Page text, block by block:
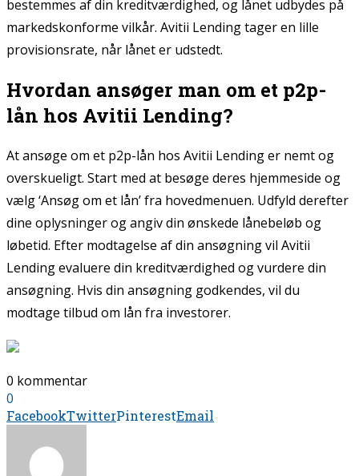
bestemmes af din kreditværdighed, og lånet udbydes på
markedskonforme vilkår. Avitii Lending tager en lille
provisionsrate, når lånet er udstedt.
Hvordan ansøger man om et p2p-
lån hos Avitii Lending?
At ansøge om et p2p-lån hos Avitii Lending er nemt og
overskueligt. Start med at besøge deres hjemmeside og
vælg ‘Ansøg om et lån’ fra hovedmenuen. Udfyld derefter
dine oplysninger og angiv din ønskede lånebeløb og
løbetid. Efter modtagelse af din ansøgning vil Avitii
Lending evaluere din kreditværdighed og vurdere din
ansøgning. Hvis din ansøgning godkendes, vil du
modtage tilbud om lån fra investorer.
0 kommentar
0
FacebookTwitterPinterestEmail